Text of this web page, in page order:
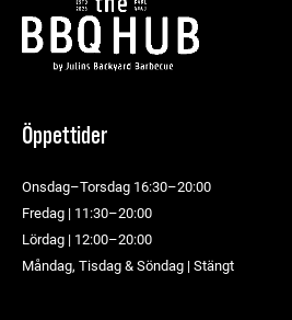
Öppettider
Onsdag–Torsdag 16:30–20:00
Fredag | 11:30–20:00
Lördag | 12:00–20:00
Måndag, Tisdag & Söndag | Stängt